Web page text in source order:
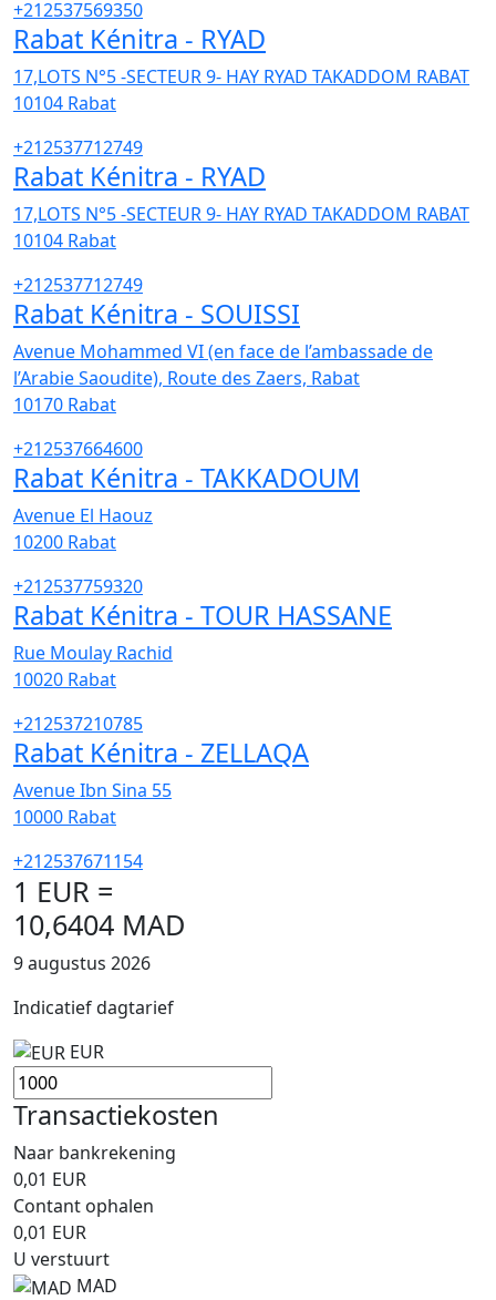
+212537569350
Rabat Kénitra - RYAD
17,LOTS N°5 -SECTEUR 9- HAY RYAD TAKADDOM RABAT
10104 Rabat
+212537712749
Rabat Kénitra - RYAD
17,LOTS N°5 -SECTEUR 9- HAY RYAD TAKADDOM RABAT
10104 Rabat
+212537712749
Rabat Kénitra - SOUISSI
Avenue Mohammed VI (en face de l’ambassade de
l’Arabie Saoudite), Route des Zaers, Rabat
10170 Rabat
+212537664600
Rabat Kénitra - TAKKADOUM
Avenue El Haouz
10200 Rabat
+212537759320
Rabat Kénitra - TOUR HASSANE
Rue Moulay Rachid
10020 Rabat
+212537210785
Rabat Kénitra - ZELLAQA
Avenue Ibn Sina 55
10000 Rabat
+212537671154
1 EUR =
10,6404 MAD
9 augustus 2026
Indicatief dagtarief
EUR
Transactiekosten
Naar bankrekening
0,01 EUR
Contant ophalen
0,01 EUR
U verstuurt
MAD